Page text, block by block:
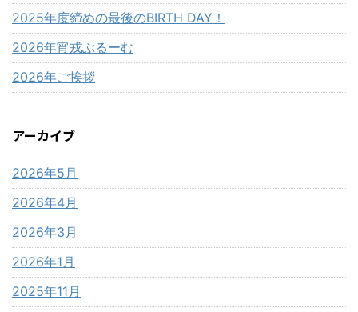
2025年度締めの最後のBIRTH DAY！
2026年宵戎ぶるーむ
2026年ご挨拶
アーカイブ
2026年5月
2026年4月
2026年3月
2026年1月
2025年11月